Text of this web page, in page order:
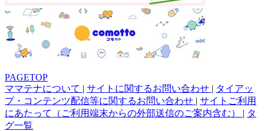
PAGETOP
ママテナについて | サイトに関するお問い合わせ | タイアッ
プ・コンテンツ配信等に関するお問い合わせ | サイトご利用
にあたって（ご利用端末からの外部送信のご案内含む） | タ
グ一覧